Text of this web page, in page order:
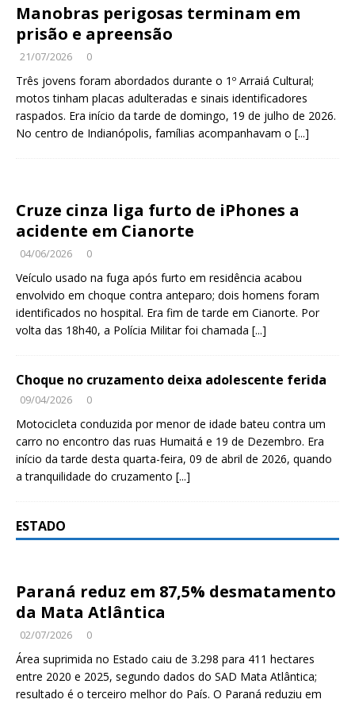
Manobras perigosas terminam em
prisão e apreensão
21/07/2026 0
Três jovens foram abordados durante o 1º Arraiá Cultural;
motos tinham placas adulteradas e sinais identificadores
raspados. Era início da tarde de domingo, 19 de julho de 2026.
No centro de Indianópolis, famílias acompanhavam o [...]
Cruze cinza liga furto de iPhones a
acidente em Cianorte
04/06/2026 0
Veículo usado na fuga após furto em residência acabou
envolvido em choque contra anteparo; dois homens foram
identificados no hospital. Era fim de tarde em Cianorte. Por
volta das 18h40, a Polícia Militar foi chamada [...]
Choque no cruzamento deixa adolescente ferida
09/04/2026 0
Motocicleta conduzida por menor de idade bateu contra um
carro no encontro das ruas Humaitá e 19 de Dezembro. Era
início da tarde desta quarta-feira, 09 de abril de 2026, quando
a tranquilidade do cruzamento [...]
ESTADO
Paraná reduz em 87,5% desmatamento
da Mata Atlântica
02/07/2026 0
Área suprimida no Estado caiu de 3.298 para 411 hectares
entre 2020 e 2025, segundo dados do SAD Mata Atlântica;
resultado é o terceiro melhor do País. O Paraná reduziu em